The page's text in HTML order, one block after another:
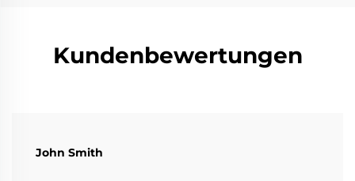
Kundenbewertungen
John Smith